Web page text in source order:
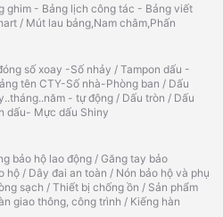
ghim - Bảng lịch công tác - Bảng viết
/ Mút lau bảng,Nam châm,Phấn
số xoay -Số nhảy / Tampon dấu -
tên CTY-Số nhà-Phòng ban / Dấu
- tự động / Dấu tròn / Dấu
dấu- Mực dấu Shiny
bảo hộ lao động / Găng tay bảo
hộ / Dây đai an toàn / Nón bảo hộ và phụ
sạch / Thiết bị chống ồn / Sản phẩm
giao thông, công trình / Kiếng hàn